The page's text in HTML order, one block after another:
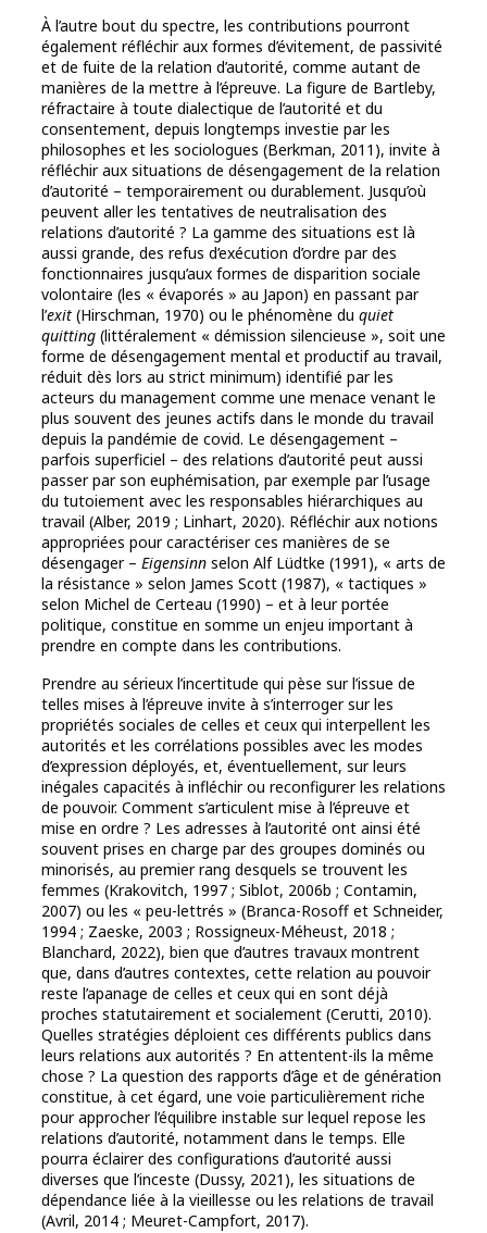
À l’autre bout du spectre, les contributions pourront
également réfléchir aux formes d’évitement, de passivité
et de fuite de la relation d’autorité, comme autant de
manières de la mettre à l’épreuve. La figure de Bartleby,
réfractaire à toute dialectique de l’autorité et du
consentement, depuis longtemps investie par les
philosophes et les sociologues (Berkman, 2011), invite à
réfléchir aux situations de désengagement de la relation
d’autorité – temporairement ou durablement. Jusqu’où
peuvent aller les tentatives de neutralisation des
relations d’autorité ? La gamme des situations est là
aussi grande, des refus d’exécution d’ordre par des
fonctionnaires jusqu’aux formes de disparition sociale
volontaire (les « évaporés » au Japon) en passant par
l’exit (Hirschman, 1970) ou le phénomène du quiet
quitting (littéralement « démission silencieuse », soit une
forme de désengagement mental et productif au travail,
réduit dès lors au strict minimum) identifié par les
acteurs du management comme une menace venant le
plus souvent des jeunes actifs dans le monde du travail
depuis la pandémie de covid. Le désengagement –
parfois superficiel – des relations d’autorité peut aussi
passer par son euphémisation, par exemple par l’usage
du tutoiement avec les responsables hiérarchiques au
travail (Alber, 2019 ; Linhart, 2020). Réfléchir aux notions
appropriées pour caractériser ces manières de se
désengager – Eigensinn selon Alf Lüdtke (1991), « arts de
la résistance » selon James Scott (1987), « tactiques »
selon Michel de Certeau (1990) – et à leur portée
politique, constitue en somme un enjeu important à
prendre en compte dans les contributions.
Prendre au sérieux l’incertitude qui pèse sur l’issue de
telles mises à l’épreuve invite à s’interroger sur les
propriétés sociales de celles et ceux qui interpellent les
autorités et les corrélations possibles avec les modes
d’expression déployés, et, éventuellement, sur leurs
inégales capacités à infléchir ou reconfigurer les relations
de pouvoir. Comment s’articulent mise à l’épreuve et
mise en ordre ? Les adresses à l’autorité ont ainsi été
souvent prises en charge par des groupes dominés ou
minorisés, au premier rang desquels se trouvent les
femmes (Krakovitch, 1997 ; Siblot, 2006b ; Contamin,
2007) ou les « peu-lettrés » (Branca-Rosoff et Schneider,
1994 ; Zaeske, 2003 ; Rossigneux-Méheust, 2018 ;
Blanchard, 2022), bien que d’autres travaux montrent
que, dans d’autres contextes, cette relation au pouvoir
reste l’apanage de celles et ceux qui en sont déjà
proches statutairement et socialement (Cerutti, 2010).
Quelles stratégies déploient ces différents publics dans
leurs relations aux autorités ? En attentent-ils la même
chose ? La question des rapports d’âge et de génération
constitue, à cet égard, une voie particulièrement riche
pour approcher l’équilibre instable sur lequel repose les
relations d’autorité, notamment dans le temps. Elle
pourra éclairer des configurations d’autorité aussi
diverses que l’inceste (Dussy, 2021), les situations de
dépendance liée à la vieillesse ou les relations de travail
(Avril, 2014 ; Meuret-Campfort, 2017).